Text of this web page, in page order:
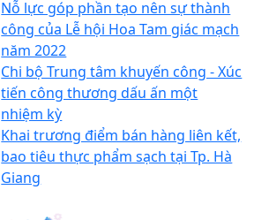
Nỗ lực góp phần tạo nên sự thành
công của Lễ hội Hoa Tam giác mạch
năm 2022
Chi bộ Trung tâm khuyến công - Xúc
tiến công thương dấu ấn một
nhiệm kỳ
Khai trương điểm bán hàng liên kết,
bao tiêu thực phẩm sạch tại Tp. Hà
Giang